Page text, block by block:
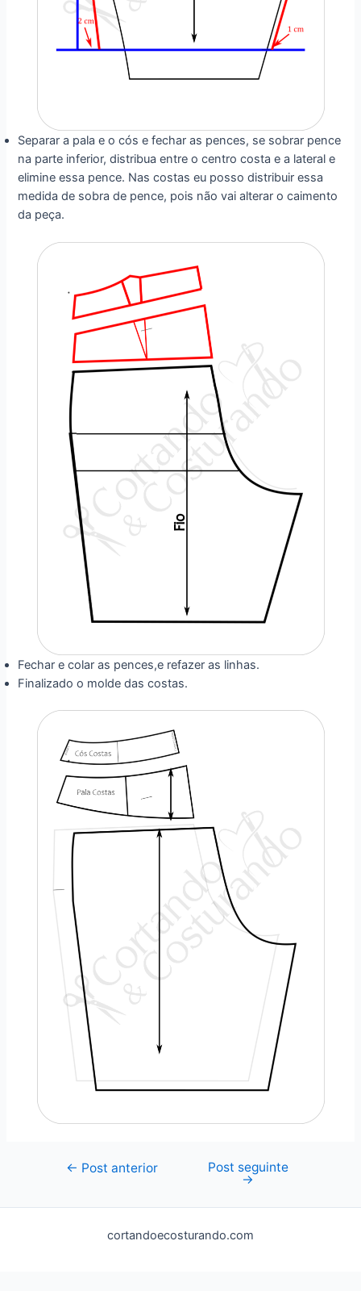
Separar a pala e o cós e fechar as pences, se sobrar pence
na parte inferior, distribua entre o centro costa e a lateral e
elimine essa pence. Nas costas eu posso distribuir essa
medida de sobra de pence, pois não vai alterar o caimento
da peça.
Fechar e colar as pences,e refazer as linhas.
Finalizado o molde das costas.
Navegação
Post
← Post anterior Post seguinte
→
cortandoecosturando.com